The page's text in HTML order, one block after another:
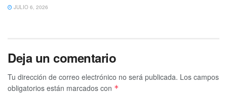
JULIO 6, 2026
Deja un comentario
Tu dirección de correo electrónico no será publicada. Los campos
obligatorios están marcados con *